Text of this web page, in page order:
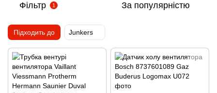
Фільтр 1 За популярністю
Підходить до Junkers